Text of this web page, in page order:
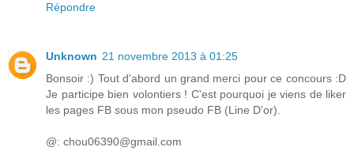
Répondre
Unknown 21 novembre 2013 à 01:25
Bonsoir :) Tout d'abord un grand merci pour ce concours :D
Je participe bien volontiers ! C'est pourquoi je viens de liker
les pages FB sous mon pseudo FB (Line D'or).
@: chou06390@gmail.com